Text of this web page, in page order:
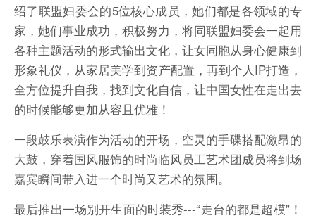
绍了联盟妇委会的5位核心成员，她们都是各领域的专
家，她们事业成功，积极努力，将同联盟妇委会一起用
各种主题活动的形式输出文化，让女同胞从身心健康到
形象礼仪，从家居美学到资产配置，再到个人IP打造，
全方位提升自我，找到文化自信，让中国女性在走出去
的时候能够更加从容且优雅！
一段鼓乐表演作为活动的开场，空灵的手碟搭配激昂的
大鼓，穿着国风服饰的时尚临风员工艺术团成员将到场
嘉宾瞬间带入进一个时尚又艺术的氛围。
最后推出一场别开生面的时装秀---“走台的都是超模”！